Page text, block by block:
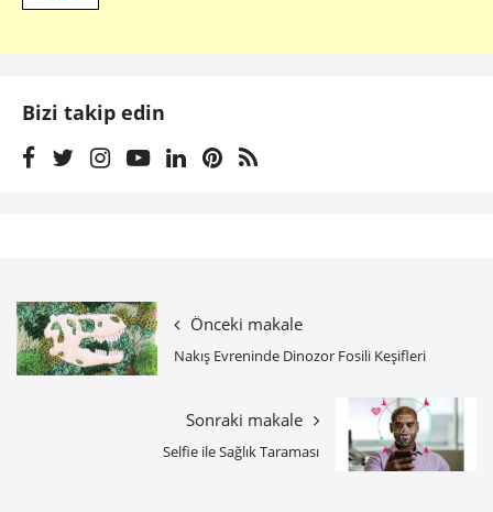
Bizi takip edin
Önceki makale
Nakış Evreninde Dinozor Fosili Keşifleri
Sonraki makale
Selfie ile Sağlık Taraması